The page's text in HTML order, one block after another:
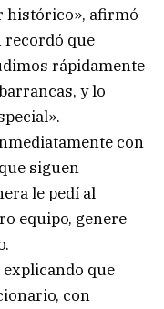
histórico», afirmó
recordó que
rápidamente
y lo
con
siguen
le pedí al
equipo, genere
que
con